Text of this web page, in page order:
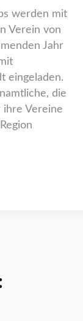
werden mit
Verein von
Jahr
eingeladen.
die
ihre Vereine